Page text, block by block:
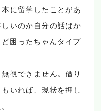
に留学したことがあ
いのか自分の話ばか
困ったちゃんタイプ
視できません。借り
いれば、現状を押し